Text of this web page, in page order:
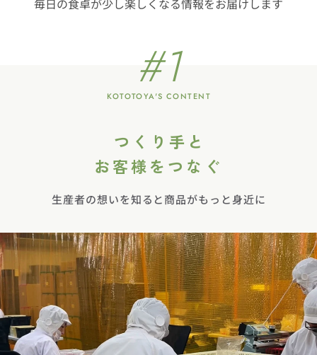
芋芋芋
毎日の食卓が少し楽しくなる情報をお届けします
#1
KOTOTOYA'S CONTENT
つくり手と
お客様をつなぐ
生産者の想いを知ると商品がもっと身近に